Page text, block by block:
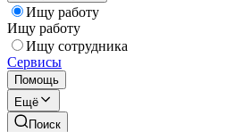
Ищу работу
Ищу работу
Ищу сотрудника
Сервисы
Помощь
Ещё
Поиск